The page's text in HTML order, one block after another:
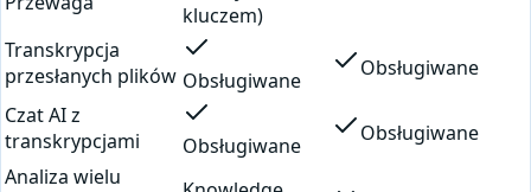
kluczem)
Transkrypcja
przesłanych plików Obsługiwane
Obsługiwane
Czat AI z
transkrypcjami
Obsługiwane
Obsługiwane
Analiza wielu